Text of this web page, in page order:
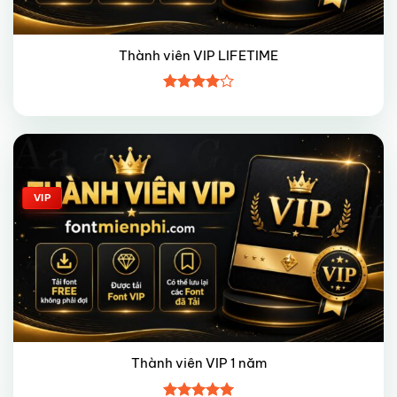
Thành viên VIP LIFETIME
xếp hạng
Giảm giá!
VIP
Thành viên VIP 1 năm